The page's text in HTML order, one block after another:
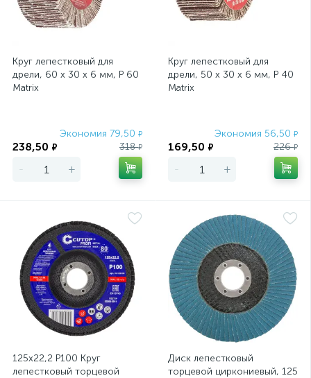
Круг лепестковый для
дрели, 60 х 30 х 6 мм, P 60
Matrix
Экономия 79,50 ₽
238,50 ₽ 318₽
- +
Круг лепестковый для
дрели, 50 х 30 х 6 мм, P 40
Matrix
Экономия 56,50 ₽
169,50 ₽ 226₽
- +
125х22,2 Р100 Круг
лепестковый торцевой
Диск лепестковый
торцевой циркониевый, 125